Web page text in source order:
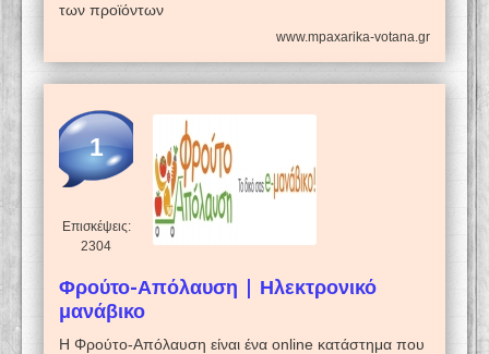
των προϊόντων
www.mpaxarika-votana.gr
1
Επισκέψεις:
2304
Φρούτο-Απόλαυση | Ηλεκτρονικό
μανάβικο
Η Φρούτο-Απόλαυση είναι ένα online κατάστημα που